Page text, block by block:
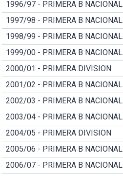
1996/97 - PRIMERA B NACIONAL
1997/98 - PRIMERA B NACIONAL
1998/99 - PRIMERA B NACIONAL
1999/00 - PRIMERA B NACIONAL
2000/01 - PRIMERA DIVISION
2001/02 - PRIMERA B NACIONAL
2002/03 - PRIMERA B NACIONAL
2003/04 - PRIMERA B NACIONAL
2004/05 - PRIMERA DIVISION
2005/06 - PRIMERA B NACIONAL
2006/07 - PRIMERA B NACIONAL